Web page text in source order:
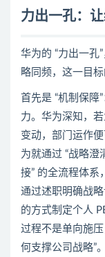
力出一孔：
华为的 “力出一孔
略同频，这一目
首先是 “机制保障
力。华为深知，
变动，部门运作
为就通过 “战略
接” 的全流程体系
通过述职明确战
的方式制定个人
过程不是单向施
何支撑公司战略”